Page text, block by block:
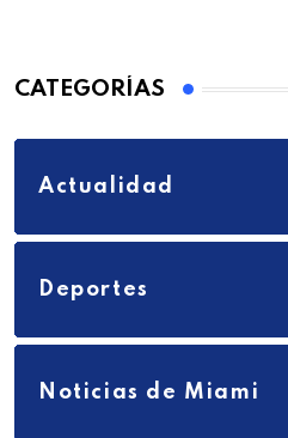
CATEGORÍAS
Actualidad
Deportes
Noticias de Miami